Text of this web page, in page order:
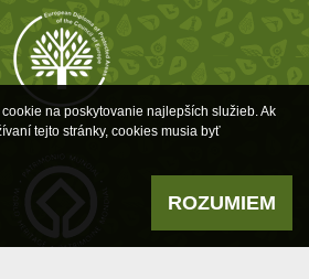
na poskytovanie najlepších služieb. Ak
tejto stránky, cookies musia byť
ROZUMIEM